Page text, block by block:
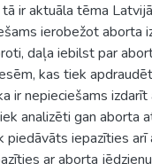
ir aktuāla tēma
ierobežot aborta
daļa iebilst par
kas tiek
ir nepieciešams
analizēti gan aborta
piedāvāts iepazīties arī
ar aborta